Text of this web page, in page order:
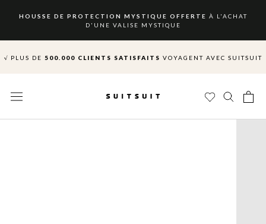
HOUSSE DE PROTECTION MYSTIQUE OFFERTE À L'ACHAT
D'UNE VALISE MYSTIQUE
√ PLUS DE 500.000 CLIENTS SATISFAITS VOYAGENT AVEC SUITSUIT